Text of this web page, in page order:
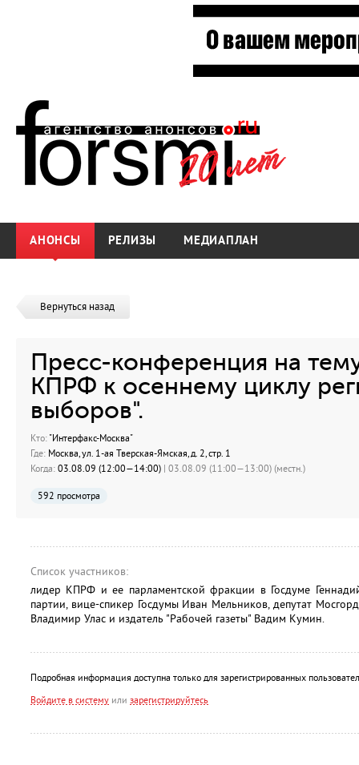
АНОНСЫ РЕЛИЗЫ МЕДИАПЛАН
Вернуться назад
Пресс-конференция на
КПРФ к осеннему циклу
выборов".
Кто: "Интерфакс-Москва"
Где: Москва, ул. 1-ая Тверская-Ямская, д. 2, стр. 1
Когда: 03.08.09 (12:00—14:00) | 03.08.09 (11:00—13:00) (местн.)
592 просмотра
Список участников:
лидер КПРФ и ее парламентской фракции в Госдуме
партии, вице-спикер Госдумы Иван Мельников, депутат
Владимир Улас и издатель "Рабочей газеты" Вадим Кумин.
Подробная информация доступна только для зарегистрированных
Войдите в систему или зарегистрируйтесь